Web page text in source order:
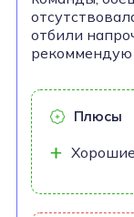
отбили
рекоммендую
Плюсы